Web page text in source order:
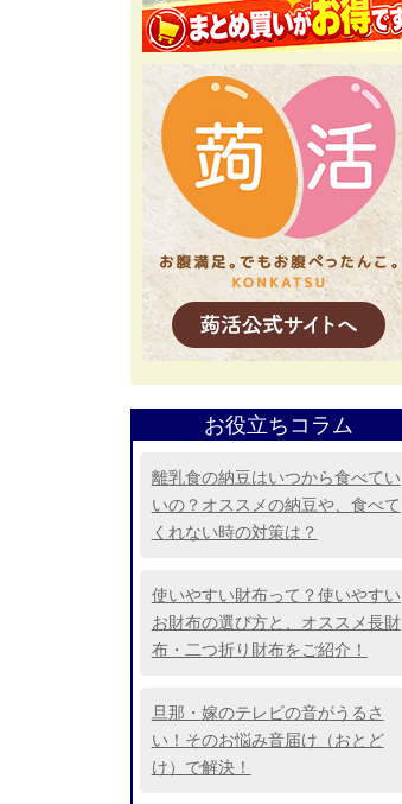
お役立ちコラム
離乳食の納豆はいつから食べてい
いの？オススメの納豆や、食べて
くれない時の対策は？
使いやすい財布って？使いやすい
お財布の選び方と、オススメ長財
布・二つ折り財布をご紹介！
旦那・嫁のテレビの音がうるさ
い！そのお悩み音届け（おとど
け）で解決！